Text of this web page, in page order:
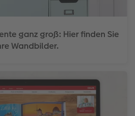
ganz groß: Hier finden Sie
Wandbilder.